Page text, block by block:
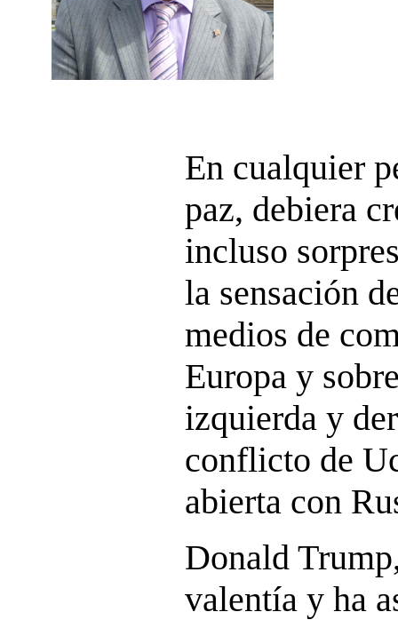
En cualquier
paz, debiera
incluso
la sensación
medios de
Europa y
izquierda y
conflicto de
abierta con
Donald
valentía y ha